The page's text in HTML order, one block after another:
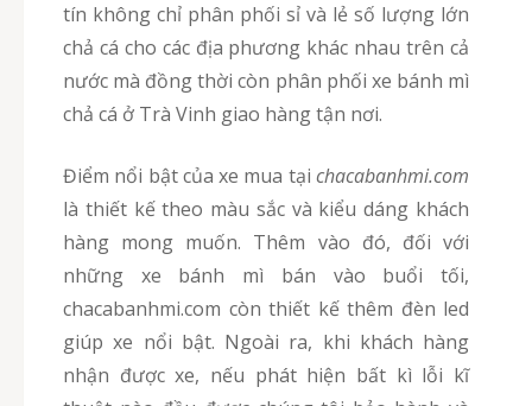
tín không chỉ phân phối sỉ và lẻ số lượng lớn
chả cá cho các địa phương khác nhau trên cả
nước mà đồng thời còn phân phối xe bánh mì
chả cá ở Trà Vinh giao hàng tận nơi.
Điểm nổi bật của xe mua tại chacabanhmi.com
là thiết kế theo màu sắc và kiểu dáng khách
hàng mong muốn. Thêm vào đó, đối với
những xe bánh mì bán vào buổi tối,
chacabanhmi.com còn thiết kế thêm đèn led
giúp xe nổi bật. Ngoài ra, khi khách hàng
nhận được xe, nếu phát hiện bất kì lỗi kĩ